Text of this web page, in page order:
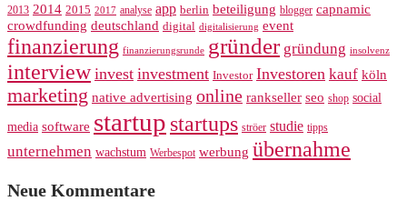
2013 2014 2015 2017 analyse app berlin beteiligung blogger capnamic
crowdfunding deutschland digital digitalisierung event
finanzierung finanzierungsrunde gründer gründung insolvenz
interview invest investment Investor Investoren kauf köln
marketing native advertising online rankseller seo shop social
media software startup startups ströer studie tipps
unternehmen wachstum Werbespot werbung übernahme
Neue Kommentare